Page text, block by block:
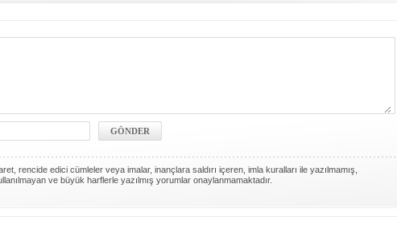
rencide edici cümleler veya imalar, inançlara saldırı içeren, imla kuralları ile yazılmamış,
ve büyük harflerle yazılmış yorumlar onaylanmamaktadır.